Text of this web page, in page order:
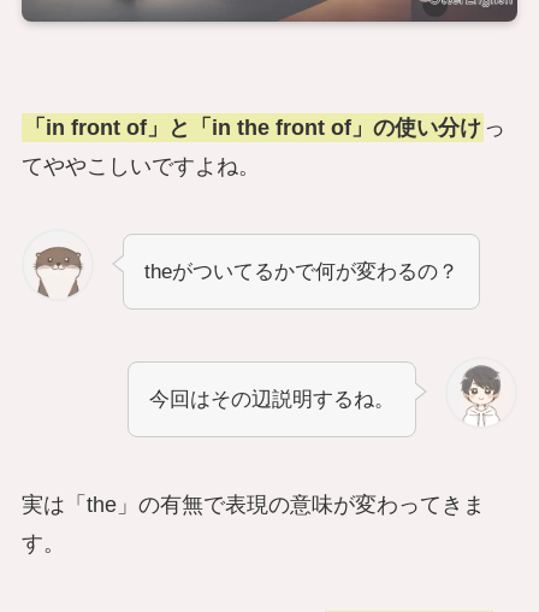
「in front of」と「in the front of」の使い分け っ
てややこしいですよね。
theがついてるかで何が変わるの？
今回はその辺説明するね。
実は「the」の有無で表現の意味が変わってきま
す。